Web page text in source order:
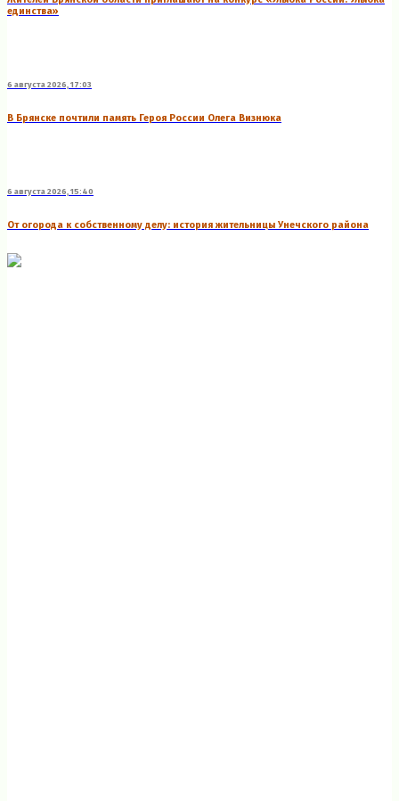
единства»
6 августа 2026, 17:03
В Брянске почтили память Героя России Олега Визнюка
6 августа 2026, 15:40
От огорода к собственному делу: история жительницы Унечского района